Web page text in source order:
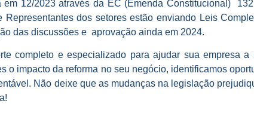
em 12/2023 através da EC (Emenda Constitucional)
dos setores estão enviando Leis
das discussões e aprovação ainda em 2024.
completo e especializado para ajudar sua empresa
o impacto da reforma no seu negócio, identificamos
Não deixe que as mudanças na legislação